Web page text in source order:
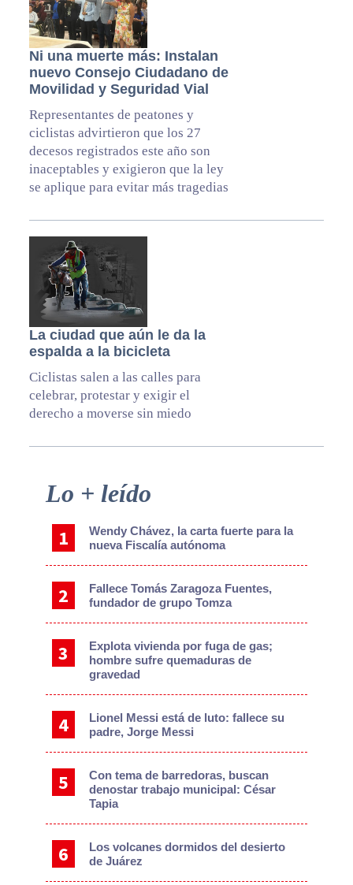
Ni una muerte más: Instalan
nuevo Consejo Ciudadano de
Movilidad y Seguridad Vial
Representantes de peatones y
ciclistas advirtieron que los 27
decesos registrados este año son
inaceptables y exigieron que la ley
se aplique para evitar más tragedias
La ciudad que aún le da la
espalda a la bicicleta
Ciclistas salen a las calles para
celebrar, protestar y exigir el
derecho a moverse sin miedo
Primary
Lo + leído
Wendy Chávez, la carta fuerte para la
nueva Fiscalía autónoma
Fallece Tomás Zaragoza Fuentes,
fundador de grupo Tomza
Explota vivienda por fuga de gas;
hombre sufre quemaduras de
gravedad
Lionel Messi está de luto: fallece su
padre, Jorge Messi
Con tema de barredoras, buscan
denostar trabajo municipal: César
Tapia
Los volcanes dormidos del desierto
de Juárez